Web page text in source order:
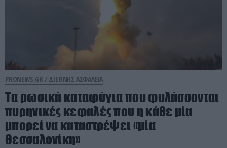
PRONEWS.GR / ΔΙΕΘΝΗΣ ΑΣΦΑΛΕΙΑ
Τα ρωσικά καταφύγια που φυλάσσονται
πυρηνικές κεφαλές που η κάθε μία
μπορεί να καταστρέψει «μία
Θεσσαλονίκη»